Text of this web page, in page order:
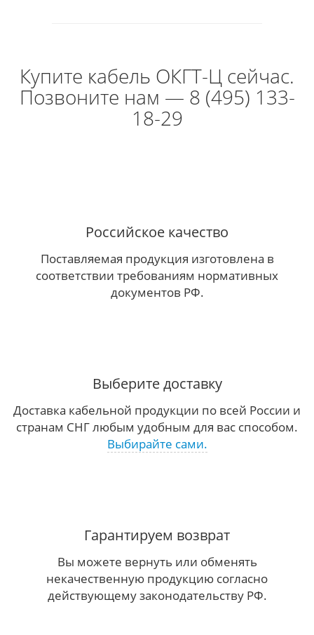
Купите кабель ОКГТ-Ц сейчас.
Позвоните нам — 8 (495) 133-
18-29
Российское качество
Поставляемая продукция изготовлена в
соответствии требованиям нормативных
документов РФ.
Выберите доставку
Доставка кабельной продукции по всей России и
странам СНГ любым удобным для вас способом.
Выбирайте сами.
Гарантируем возврат
Вы можете вернуть или обменять
некачественную продукцию согласно
действующему законодательству РФ.